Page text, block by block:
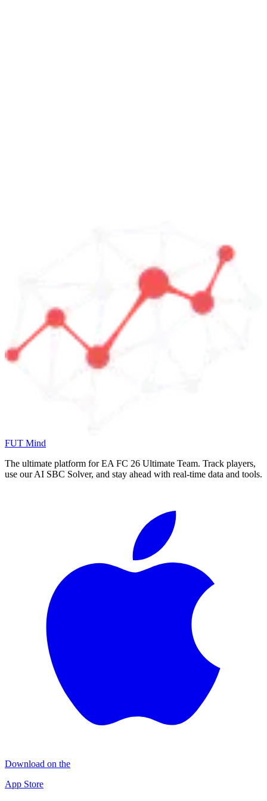
FUT Mind
The ultimate platform for EA FC 26 Ultimate Team. Track players,
use our AI SBC Solver, and stay ahead with real-time data and tools.
Download on the
App Store